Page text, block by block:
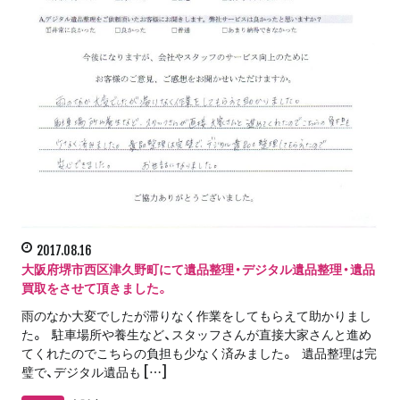
2017.08.16
大阪府堺市西区津久野町にて遺品整理・デジタル遺品整理・遺品
買取をさせて頂きました。
雨のなか大変でしたが滞りなく作業をしてもらえて助かりまし
た。 駐車場所や養生など、スタッフさんが直接大家さんと進め
てくれたのでこちらの負担も少なく済みました。 遺品整理は完
璧で、デジタル遺品も […]